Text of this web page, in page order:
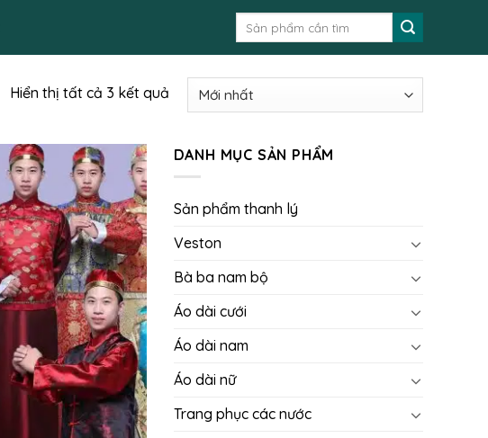
Hiển thị tất cả 3 kết quả
DANH MỤC SẢN PHẨM
Sản phẩm thanh lý
Veston
Bà ba nam bộ
Áo dài cưới
Áo dài nam
Áo dài nữ
Trang phục các nước